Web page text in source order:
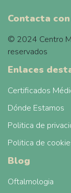
Contacta
© 2024 Centro
reservados
Enlaces
Certificados
Dónde Estamos
Politica de
Politica de
Blog
Oftalmologia